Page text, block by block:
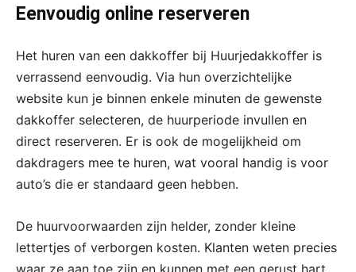
Eenvoudig online reserveren
Het huren van een dakkoffer bij Huurjedakkoffer is
verrassend eenvoudig. Via hun overzichtelijke
website kun je binnen enkele minuten de gewenste
dakkoffer selecteren, de huurperiode invullen en
direct reserveren. Er is ook de mogelijkheid om
dakdragers mee te huren, wat vooral handig is voor
auto’s die er standaard geen hebben.
De huurvoorwaarden zijn helder, zonder kleine
lettertjes of verborgen kosten. Klanten weten precies
waar ze aan toe zijn en kunnen met een gerust hart